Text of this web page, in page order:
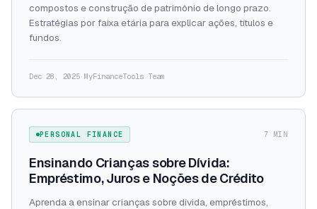
compostos e construção de patrimônio de longo prazo.
Estratégias por faixa etária para explicar ações, títulos e
fundos.
Dec 28, 2025· MyFinanceTools Team
PERSONAL FINANCE 7 MIN
Ensinando Crianças sobre Dívida:
Empréstimo, Juros e Noções de Crédito
Aprenda a ensinar crianças sobre dívida, empréstimos,